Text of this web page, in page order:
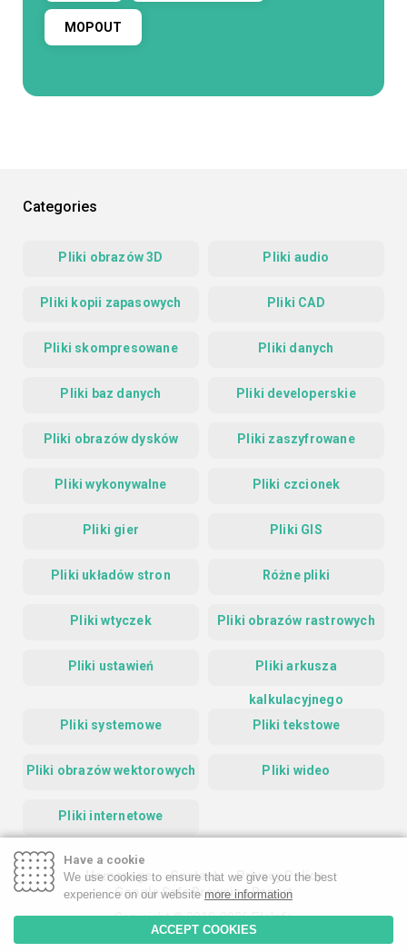
MOPOUT
Categories
Pliki obrazów 3D Pliki audio
Pliki kopii zapasowych Pliki CAD
Pliki skompresowane Pliki danych
Pliki baz danych Pliki developerskie
Pliki obrazów dysków Pliki zaszyfrowane
Pliki wykonywalne Pliki czcionek
Pliki gier Pliki GIS
Pliki układów stron Różne pliki
Pliki wtyczek Pliki obrazów rastrowych
Pliki ustawień Pliki arkusza
kalkulacyjnego
Pliki systemowe
Pliki tekstowe
Pliki obrazów wektorowych Pliki wideo
Pliki internetowe
Homepage Contact
Privacy Policy
Google Safe Browsing Report
Copyright © 2019-2026 FileInfo
Have a cookie
We use cookies to ensure that we give you the best
experience on our website more information
ACCEPT COOKIES